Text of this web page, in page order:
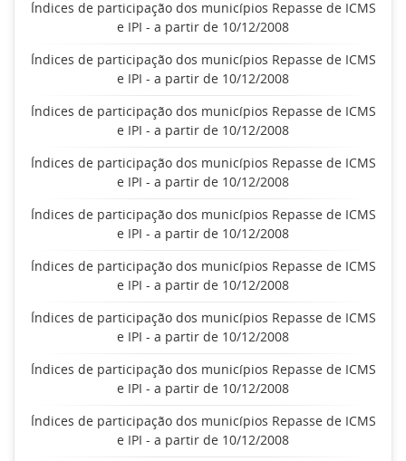
Índices de participação dos municípios Repasse de ICMS
e IPI - a partir de 10/12/2008
Índices de participação dos municípios Repasse de ICMS
e IPI - a partir de 10/12/2008
Índices de participação dos municípios Repasse de ICMS
e IPI - a partir de 10/12/2008
Índices de participação dos municípios Repasse de ICMS
e IPI - a partir de 10/12/2008
Índices de participação dos municípios Repasse de ICMS
e IPI - a partir de 10/12/2008
Índices de participação dos municípios Repasse de ICMS
e IPI - a partir de 10/12/2008
Índices de participação dos municípios Repasse de ICMS
e IPI - a partir de 10/12/2008
Índices de participação dos municípios Repasse de ICMS
e IPI - a partir de 10/12/2008
Índices de participação dos municípios Repasse de ICMS
e IPI - a partir de 10/12/2008